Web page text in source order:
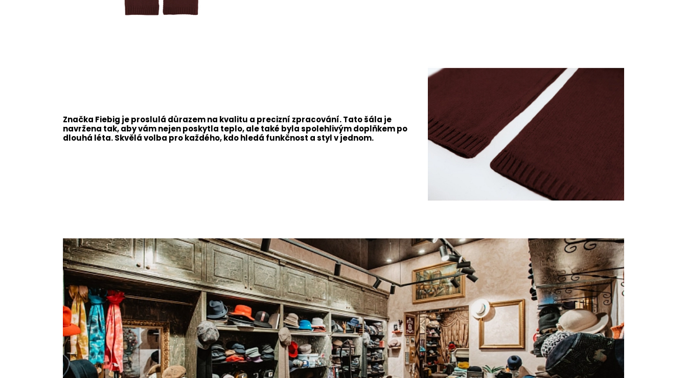
Značka Fiebig je proslulá důrazem na kvalitu a precizní zpracování. Tato šála je
navržena tak, aby vám nejen poskytla teplo, ale také byla spolehlivým doplňkem po
dlouhá léta. Skvělá volba pro každého, kdo hledá funkčnost a styl v jednom.